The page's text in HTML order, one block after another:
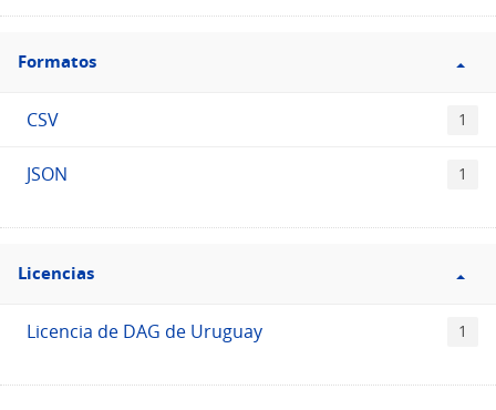
Filtro
Formatos
Formatos
CSV 1
JSON 1
Filtro
Licencias
Licencias
Licencia de DAG de Uruguay 1